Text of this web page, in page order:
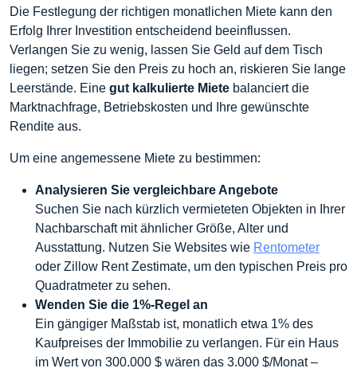
Die Festlegung der richtigen monatlichen Miete kann den
Erfolg Ihrer Investition entscheidend beeinflussen.
Verlangen Sie zu wenig, lassen Sie Geld auf dem Tisch
liegen; setzen Sie den Preis zu hoch an, riskieren Sie lange
Leerstände. Eine gut kalkulierte Miete balanciert die
Marktnachfrage, Betriebskosten und Ihre gewünschte
Rendite aus.
Um eine angemessene Miete zu bestimmen:
Analysieren Sie vergleichbare Angebote
Suchen Sie nach kürzlich vermieteten Objekten in Ihrer
Nachbarschaft mit ähnlicher Größe, Alter und
Ausstattung. Nutzen Sie Websites wie Rentometer
oder Zillow Rent Zestimate, um den typischen Preis pro
Quadratmeter zu sehen.
Wenden Sie die 1%-Regel an
Ein gängiger Maßstab ist, monatlich etwa 1% des
Kaufpreises der Immobilie zu verlangen. Für ein Haus
im Wert von 300.000 $ wären das 3.000 $/Monat –